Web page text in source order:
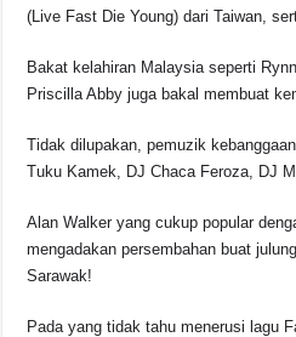
(Live Fast Die Young) dari Taiwan,
Bakat kelahiran Malaysia seperti
Priscilla Abby juga bakal membuat
Tidak dilupakan, pemuzik
Tuku Kamek, DJ Chaca Feroza, DJ
Alan Walker yang cukup popular
mengadakan persembahan buat
Sarawak!
Pada yang tidak tahu menerusi lagu